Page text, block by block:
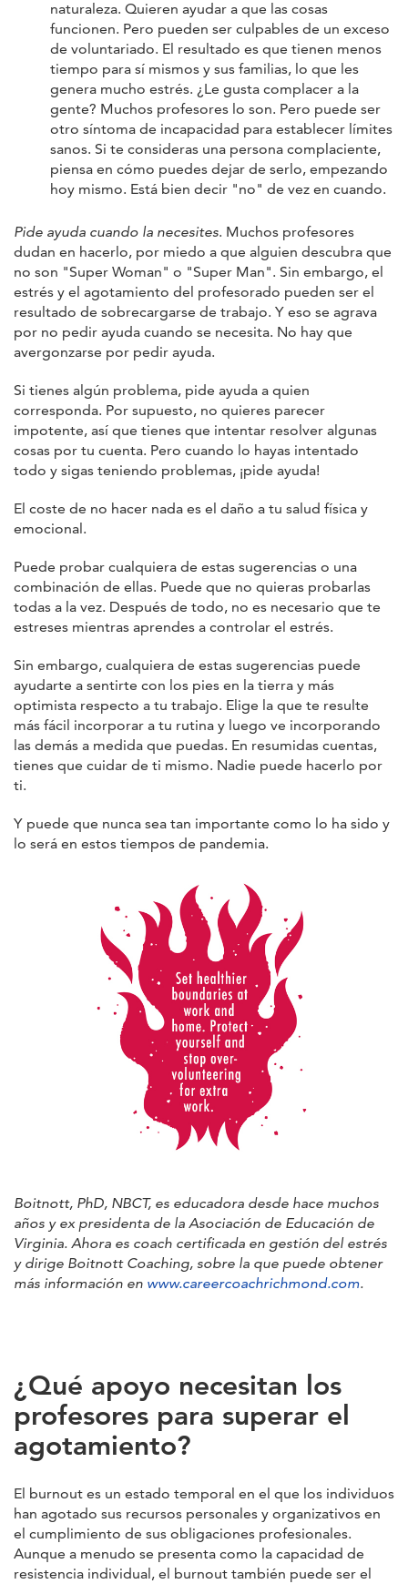
naturaleza. Quieren ayudar a que las cosas
funcionen. Pero pueden ser culpables de un exceso
de voluntariado. El resultado es que tienen menos
tiempo para sí mismos y sus familias, lo que les
genera mucho estrés. ¿Le gusta complacer a la
gente? Muchos profesores lo son. Pero puede ser
otro síntoma de incapacidad para establecer límites
sanos. Si te consideras una persona complaciente,
piensa en cómo puedes dejar de serlo, empezando
hoy mismo. Está bien decir "no" de vez en cuando.
Pide ayuda cuando la necesites. Muchos profesores
dudan en hacerlo, por miedo a que alguien descubra que
no son "Super Woman" o "Super Man". Sin embargo, el
estrés y el agotamiento del profesorado pueden ser el
resultado de sobrecargarse de trabajo. Y eso se agrava
por no pedir ayuda cuando se necesita. No hay que
avergonzarse por pedir ayuda.
Si tienes algún problema, pide ayuda a quien
corresponda. Por supuesto, no quieres parecer
impotente, así que tienes que intentar resolver algunas
cosas por tu cuenta. Pero cuando lo hayas intentado
todo y sigas teniendo problemas, ¡pide ayuda!
El coste de no hacer nada es el daño a tu salud física y
emocional.
Puede probar cualquiera de estas sugerencias o una
combinación de ellas. Puede que no quieras probarlas
todas a la vez. Después de todo, no es necesario que te
estreses mientras aprendes a controlar el estrés.
Sin embargo, cualquiera de estas sugerencias puede
ayudarte a sentirte con los pies en la tierra y más
optimista respecto a tu trabajo. Elige la que te resulte
más fácil incorporar a tu rutina y luego ve incorporando
las demás a medida que puedas. En resumidas cuentas,
tienes que cuidar de ti mismo. Nadie puede hacerlo por
ti.
Y puede que nunca sea tan importante como lo ha sido y
lo será en estos tiempos de pandemia.
Boitnott, PhD, NBCT, es educadora desde hace muchos
años y ex presidenta de la Asociación de Educación de
Virginia. Ahora es coach certificada en gestión del estrés
y dirige Boitnott Coaching, sobre la que puede obtener
más información en www.careercoachrichmond.com.
¿Qué apoyo necesitan los
profesores para superar el
agotamiento?
El burnout es un estado temporal en el que los individuos
han agotado sus recursos personales y organizativos en
el cumplimiento de sus obligaciones profesionales.
Aunque a menudo se presenta como la capacidad de
resistencia individual, el burnout también puede ser el